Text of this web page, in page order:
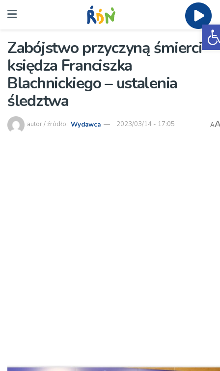
Zabójstwo przyczyną śmierci
księdza Franciszka
Blachnickiego – ustalenia
śledztwa
autor / źródło: Wydawca 2023/03/14 - 17:05 A